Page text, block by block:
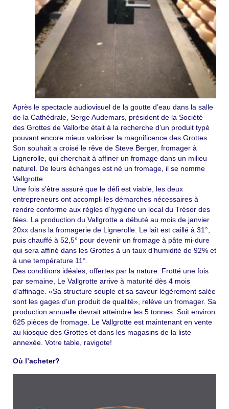
Le Lait pasteurisé
En Vrac
L’équipe
Contacts
Après le spectacle audiovisuel de la goutte d’eau dans la salle
de la Cathédrale, Serge Audemars, président de la Société
des Grottes de Vallorbe était à la recherche d’un produit typé
pouvant encore mieux valoriser la magnificence des Grottes.
Son souhait a croisé le rêve de Steve Berger, fromager à
Lignerolle, qui cherchait à affiner un fromage dans un milieu
naturel. De leurs échanges est né un fromage, il se nomme
Vallgrotte.
Une fois s’être assuré que le défi est viable, les deux
entrepreneurs ont accompli les démarches nécessaires à
rendre conforme aux règles d’hygiène un local du Trésor des
fées. La production du Vallgrotte a débuté au mois de janvier
20xx dans la fromagerie de Lignerolle. Le lait est caillé à 31°,
puis chauffé à 52,5° pour devenir un fromage à pâte mi-dure
qui sera affiné dans les Grottes à un taux d’humidité de 92% et
à une température 11°.
Des conditions idéales, offertes par la nature. Frotté une fois
par semaine, Le Vallgrotte arrive à maturité dès 4 mois
d’affinage. «Sa structure souple et sa saveur légèrement salée
sont les gages d’un produit de qualité», relève un fromager. Sa
production annuelle devrait atteindre les 5 tonnes. Soit environ
625 pièces de fromage. Le Vallgrotte est maintenant en vente
au kiosque des Grottes et dans les magasins de la liste
annexée. Votre table, ravigote!
Où l’acheter?